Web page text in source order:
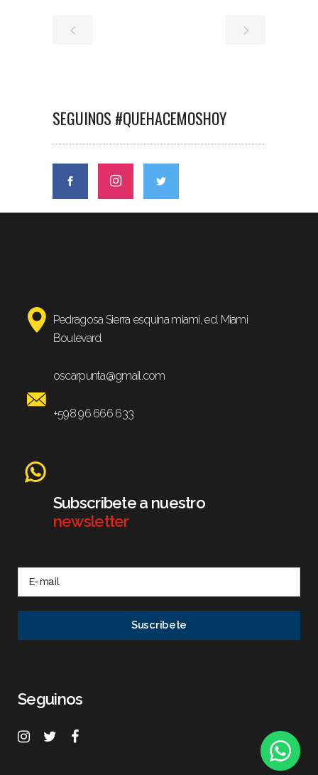
SEGUINOS #QUEHACEMOSHOY
Pedragosa Sierra esquina miami, ed. Miami
Boulevard.
oscarpunta@gmail.com
+598 96 666 633
Subscribete a nuestro
newsletter
Seguinos